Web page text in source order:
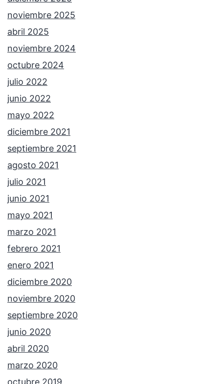
noviembre 2025
abril 2025
noviembre 2024
octubre 2024
julio 2022
junio 2022
mayo 2022
diciembre 2021
septiembre 2021
agosto 2021
julio 2021
junio 2021
mayo 2021
marzo 2021
febrero 2021
enero 2021
diciembre 2020
noviembre 2020
septiembre 2020
junio 2020
abril 2020
marzo 2020
octubre 2019